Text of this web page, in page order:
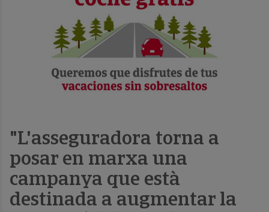
"L'asseguradora torna a
posar en marxa una
campanya que està
destinada a augmentar la